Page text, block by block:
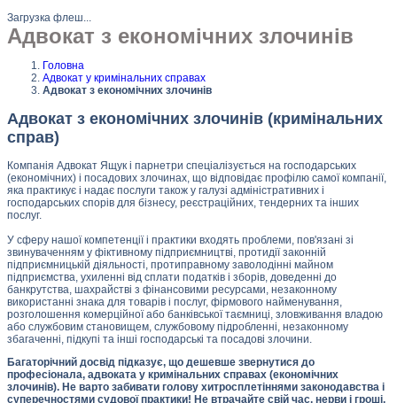
Загрузка флеш...
Адвокат з економічних злочинів
Головна
Адвокат у кримінальних справах
Адвокат з економічних злочинів
Адвокат з економічних злочинів (кримінальних
справ)
Компанія Адвокат Ящук і парнетри спеціалізується на господарських
(економічних) і посадових злочинах, що відповідає профілю самої компанії,
яка практикує і надає послуги також у галузі адміністративних і
господарських спорів для бізнесу, реєстраційних, тендерних та інших
послуг.
У сферу нашої компетенції і практики входять проблеми, пов'язані зі
звинуваченням у фіктивному підприємництві, протидії законній
підприємницькій діяльності, протиправному заволодінні майном
підприємства, ухиленні від сплати податків і зборів, доведенні до
банкрутства, шахрайстві з фінансовими ресурсами, незаконному
використанні знака для товарів і послуг, фірмового найменування,
розголошення комерційної або банківської таємниці, зловживання владою
або службовим становищем, службовому підробленні, незаконному
збагаченні, підкупі та інші господарські та посадові злочини.
Багаторічний досвід підказує, що дешевше звернутися до
професіонала, адвоката у кримінальних справах (економічних
злочинів). Не варто забивати голову хитросплетіннями законодавства і
суперечностями судової практики! Не втрачайте свій час, нерви і гроші,